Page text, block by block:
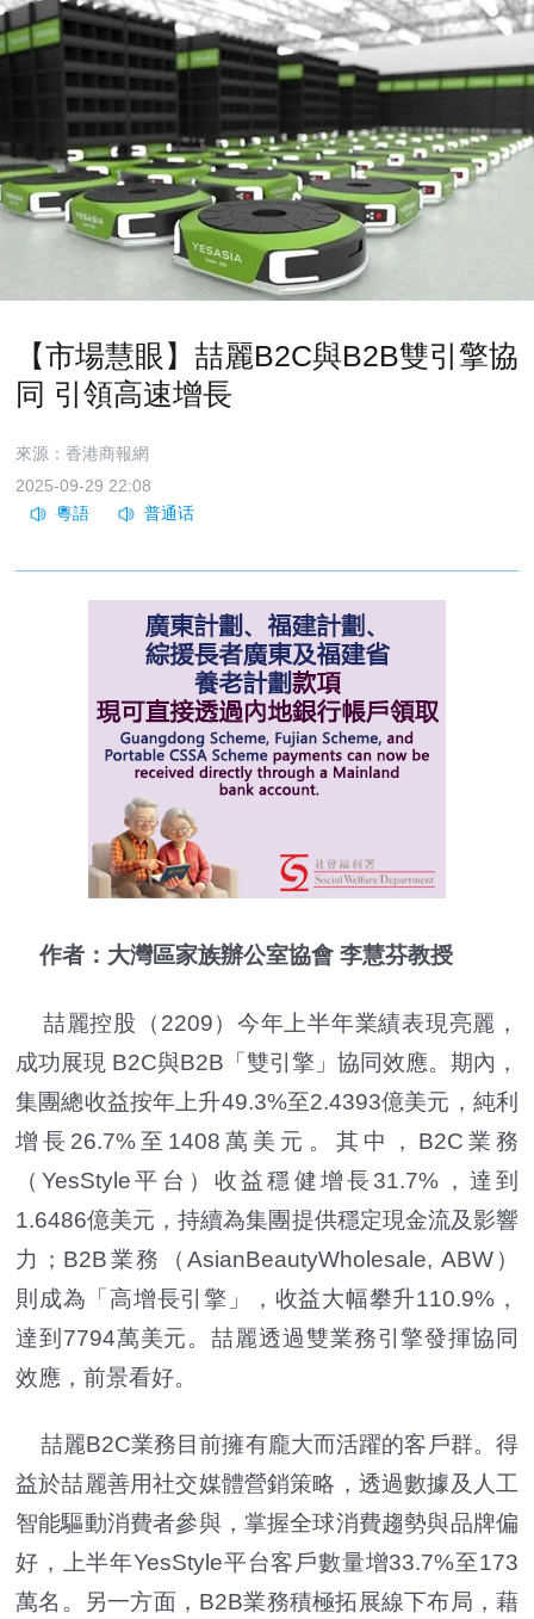
【市場慧眼】喆麗B2C與B2B雙引擎協
同 引領高速增長
來源：香港商報網
2025-09-29 22:08
作者：大灣區家族辦公室協會 李慧芬教授
喆麗控股（2209）今年上半年業績表現亮麗，
成功展現 B2C與B2B「雙引擎」協同效應。期內，
集團總收益按年上升49.3%至2.4393億美元，純利
增長26.7%至1408萬美元。其中，B2C業務
（YesStyle平台）收益穩健增長31.7%，達到
1.6486億美元，持續為集團提供穩定現金流及影響
力；B2B業務（AsianBeautyWholesale, ABW）
則成為「高增長引擎」，收益大幅攀升110.9%，
達到7794萬美元。喆麗透過雙業務引擎發揮協同
效應，前景看好。
喆麗B2C業務目前擁有龐大而活躍的客戶群。得
益於喆麗善用社交媒體營銷策略，透過數據及人工
智能驅動消費者參與，掌握全球消費趨勢與品牌偏
好，上半年YesStyle平台客戶數量增33.7%至173
萬名。另一方面，B2B業務積極拓展線下布局，藉